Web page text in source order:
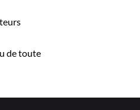
de toute